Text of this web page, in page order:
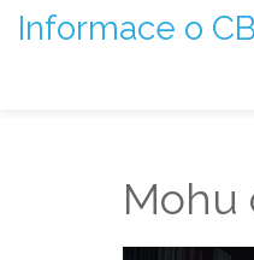
Informace o
Mohu